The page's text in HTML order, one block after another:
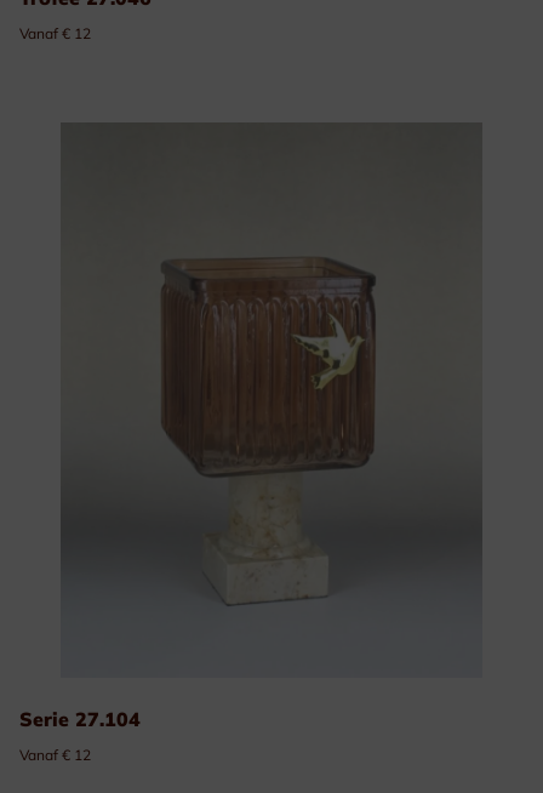
Vanaf € 12
Serie 27.104
Vanaf € 12